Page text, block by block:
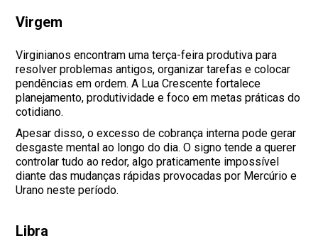
Virgem
Virginianos encontram uma terça-feira produtiva para
resolver problemas antigos, organizar tarefas e colocar
pendências em ordem. A Lua Crescente fortalece
planejamento, produtividade e foco em metas práticas do
cotidiano.
Apesar disso, o excesso de cobrança interna pode gerar
desgaste mental ao longo do dia. O signo tende a querer
controlar tudo ao redor, algo praticamente impossível
diante das mudanças rápidas provocadas por Mercúrio e
Urano neste período.
Libra